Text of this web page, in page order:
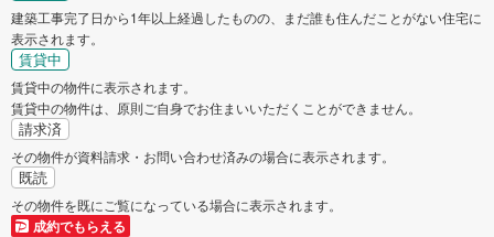
建築工事完了日から1年以上経過したものの、まだ誰も住んだことがない住宅に
表示されます。
賃貸中
賃貸中の物件に表示されます。
賃貸中の物件は、原則ご自身でお住まいいただくことができません。
請求済
その物件が資料請求・お問い合わせ済みの場合に表示されます。
既読
その物件を既にご覧になっている場合に表示されます。
成約でもらえる